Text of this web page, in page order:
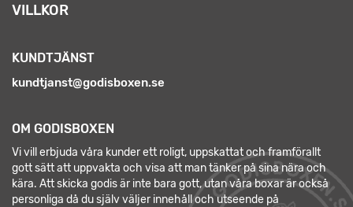
VILLKOR
KUNDTJÄNST
kundtjanst@godisboxen.se
OM GODISBOXEN
Vi vill erbjuda våra kunder ett roligt, uppskattat och framförallt
gott sätt att uppvakta och visa att man tänker på sina nära och
kära. Att skicka godis är inte bara gott, utan våra boxar är också
personliga då du själv väljer innehåll och utseende på